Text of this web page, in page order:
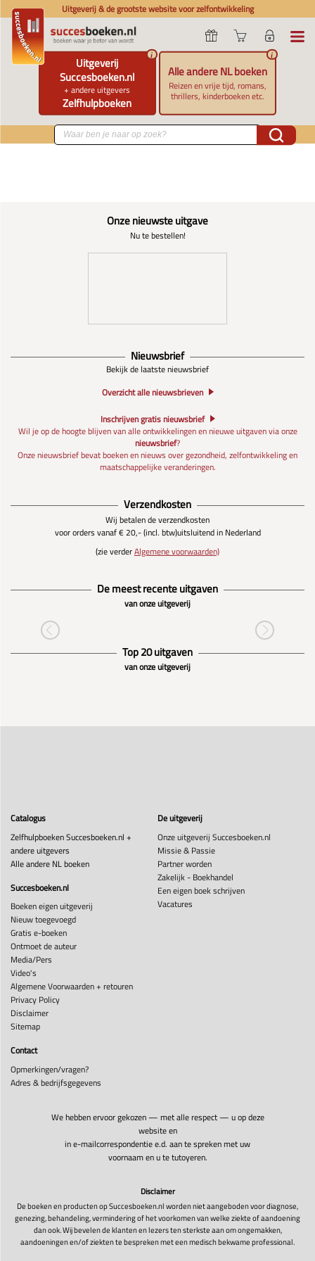
Uitgeverij & de grootste website voor zelfontwikkeling
Uitgeverij
Succesboeken.nl
+ andere uitgevers
Zelfhulpboeken
i
Alle andere NL boeken
Reizen en vrije tijd, romans,
thrillers, kinderboeken etc.
i
Onze nieuwste uitgave
Nu te bestellen!
Nieuwsbrief
Bekijk de laatste nieuwsbrief
Overzicht alle nieuwsbrieven
Inschrijven gratis nieuwsbrief
Wil je op de hoogte blijven van alle ontwikkelingen en nieuwe uitgaven via onze
nieuwsbrief?
Onze nieuwsbrief bevat boeken en nieuws over gezondheid, zelfontwikkeling en
maatschappelijke veranderingen.
Verzendkosten
Wij betalen de verzendkosten
voor orders vanaf € 20,- (incl. btw)uitsluitend in Nederland
(zie verderAlgemene voorwaarden)
De meest recente uitgaven
van onze uitgeverij
Top 20 uitgaven
van onze uitgeverij
Catalogus
Zelfhulpboeken Succesboeken.nl +
andere uitgevers
Alle andere NL boeken
Succesboeken.nl
Boeken eigen uitgeverij
Nieuw toegevoegd
Gratis e-boeken
Ontmoet de auteur
Media/Pers
Video's
Algemene Voorwaarden + retouren
Privacy Policy
Disclaimer
Sitemap
De uitgeverij
Onze uitgeverij Succesboeken.nl
Missie & Passie
Partner worden
Zakelijk - Boekhandel
Een eigen boek schrijven
Vacatures
Contact
Opmerkingen/vragen?
Adres & bedrijfsgegevens
We hebben ervoor gekozen — met alle respect — u op deze
website en
in e-mailcorrespondentie e.d. aan te spreken met uw
voornaam en u te tutoyeren.
Disclaimer
De boeken en producten op Succesboeken.nl worden niet aangeboden voor diagnose,
genezing, behandeling, vermindering of het voorkomen van welke ziekte of aandoening
dan ook. Wij bevelen de klanten en lezers ten sterkste aan om ongemakken,
aandoeningen en/of ziekten te bespreken met een medisch bekwame professional.